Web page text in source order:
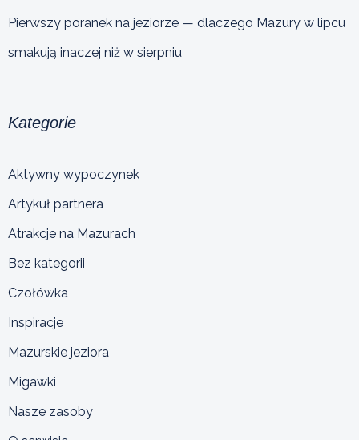
Pierwszy poranek na jeziorze — dlaczego Mazury w lipcu
smakują inaczej niż w sierpniu
Kategorie
Aktywny wypoczynek
Artykuł partnera
Atrakcje na Mazurach
Bez kategorii
Czołówka
Inspiracje
Mazurskie jeziora
Migawki
Nasze zasoby